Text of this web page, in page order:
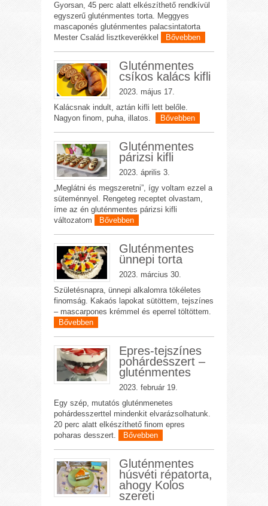
Gyorsan, 45 perc alatt elkészíthető rendkívül
egyszerű gluténmentes torta. Meggyes
mascaponés gluténmentes palacsintatorta
Mester Család lisztkeverékkel
Bővebben
Gluténmentes
csíkos kalács kifli
2023. május 17.
Kalácsnak indult, aztán kifli lett belőle.
Nagyon finom, puha, illatos.
Bővebben
Gluténmentes
párizsi kifli
2023. április 3.
„Meglátni és megszeretni”, így voltam ezzel a
süteménnyel. Rengeteg receptet olvastam,
íme az én gluténmentes párizsi kifli
változatom
Bővebben
Gluténmentes
ünnepi torta
2023. március 30.
Születésnapra, ünnepi alkalomra tökéletes
finomság. Kakaós lapokat sütöttem, tejszínes
– mascarpones krémmel és eperrel töltöttem.
Bővebben
Epres-tejszínes
pohárdesszert –
gluténmentes
2023. február 19.
Egy szép, mutatós gluténmenetes
pohárdesszerttel mindenkit elvarázsolhatunk.
20 perc alatt elkészíthető finom epres
poharas desszert.
Bővebben
Gluténmentes
húsvéti répatorta,
ahogy Kolos
szereti